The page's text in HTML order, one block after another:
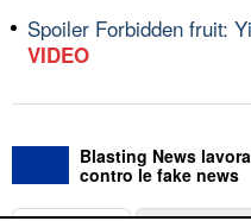
Spoiler Forbidden fruit:
VIDEO
Blasting News
contro le fake news